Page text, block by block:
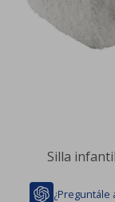
Silla
¿Preguntále